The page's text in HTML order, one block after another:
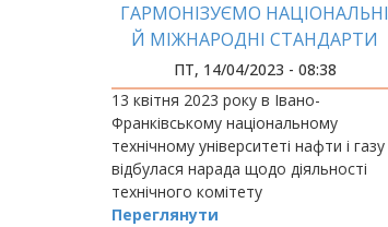
ГАРМОНІЗУЄМО НАЦІОНАЛЬНІ
Й МІЖНАРОДНІ СТАНДАРТИ
ПТ, 14/04/2023 - 08:38
13 квітня 2023 року в Івано-
Франківському національному
технічному університеті нафти і газу
відбулася нарада щодо діяльності
технічного комітету
стандартизації ТК 146 «Матеріали,
Переглянути